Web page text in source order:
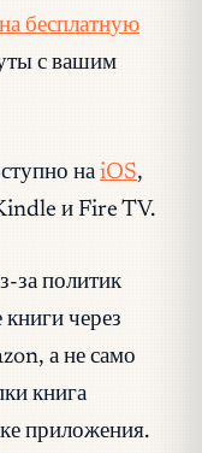
бесплатную
с вашим
на iOS,
и Fire TV.
за политик
через
а не само
книга
приложения.